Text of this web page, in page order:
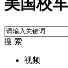
美国校
搜 索
视频